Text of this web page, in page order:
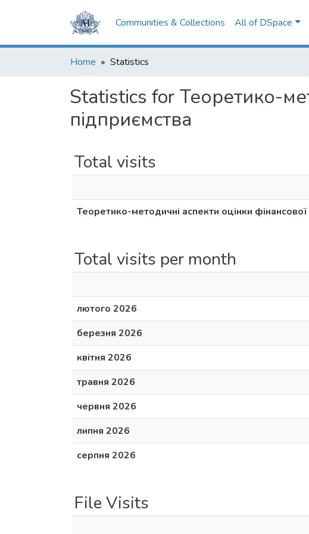
Communities & Collections All of DSpace
Home Statistics
Statistics for Теоретико-
підприємства
Total visits
Теоретико-методичні аспекти оцінки фінансової
Total visits per month
лютого 2026
березня 2026
квітня 2026
травня 2026
червня 2026
липня 2026
серпня 2026
File Visits